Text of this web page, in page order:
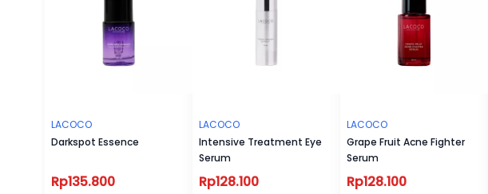
LACOCO
Darkspot Essence
Rp135.800
LACOCO
Intensive Treatment Eye
Serum
Rp128.100
LACOCO
Grape Fruit Acne Fighter
Serum
Rp128.100